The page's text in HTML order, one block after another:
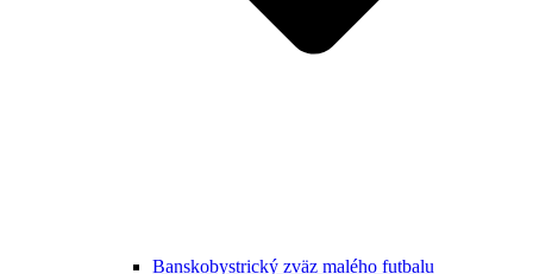
Banskobystrický zväz malého futbalu